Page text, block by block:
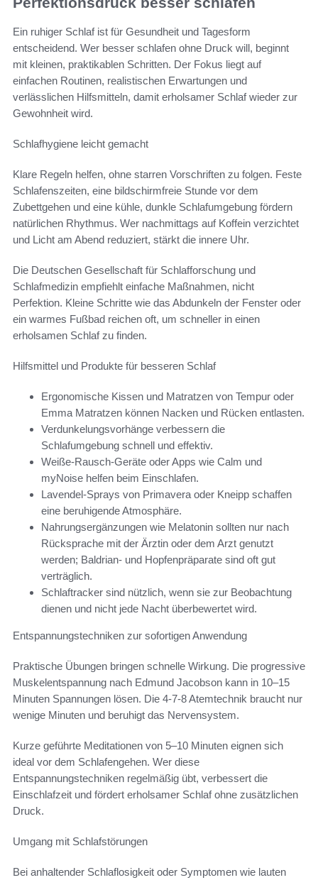
Ein ruhiger Schlaf ist für Gesundheit und Tagesform
entscheidend. Wer besser schlafen ohne Druck will, beginnt
mit kleinen, praktikablen Schritten. Der Fokus liegt auf
einfachen Routinen, realistischen Erwartungen und
verlässlichen Hilfsmitteln, damit erholsamer Schlaf wieder zur
Gewohnheit wird.
Schlafhygiene leicht gemacht
Klare Regeln helfen, ohne starren Vorschriften zu folgen. Feste
Schlafenszeiten, eine bildschirmfreie Stunde vor dem
Zubettgehen und eine kühle, dunkle Schlafumgebung fördern
natürlichen Rhythmus. Wer nachmittags auf Koffein verzichtet
und Licht am Abend reduziert, stärkt die innere Uhr.
Die Deutschen Gesellschaft für Schlafforschung und
Schlafmedizin empfiehlt einfache Maßnahmen, nicht
Perfektion. Kleine Schritte wie das Abdunkeln der Fenster oder
ein warmes Fußbad reichen oft, um schneller in einen
erholsamen Schlaf zu finden.
Hilfsmittel und Produkte für besseren Schlaf
Ergonomische Kissen und Matratzen von Tempur oder
Emma Matratzen können Nacken und Rücken entlasten.
Verdunkelungsvorhänge verbessern die
Schlafumgebung schnell und effektiv.
Weiße-Rausch-Geräte oder Apps wie Calm und
myNoise helfen beim Einschlafen.
Lavendel-Sprays von Primavera oder Kneipp schaffen
eine beruhigende Atmosphäre.
Nahrungsergänzungen wie Melatonin sollten nur nach
Rücksprache mit der Ärztin oder dem Arzt genutzt
werden; Baldrian- und Hopfenpräparate sind oft gut
verträglich.
Schlaftracker sind nützlich, wenn sie zur Beobachtung
dienen und nicht jede Nacht überbewertet wird.
Entspannungstechniken zur sofortigen Anwendung
Praktische Übungen bringen schnelle Wirkung. Die progressive
Muskelentspannung nach Edmund Jacobson kann in 10–15
Minuten Spannungen lösen. Die 4-7-8 Atemtechnik braucht nur
wenige Minuten und beruhigt das Nervensystem.
Kurze geführte Meditationen von 5–10 Minuten eignen sich
ideal vor dem Schlafengehen. Wer diese
Entspannungstechniken regelmäßig übt, verbessert die
Einschlafzeit und fördert erholsamer Schlaf ohne zusätzlichen
Druck.
Umgang mit Schlafstörungen
Bei anhaltender Schlaflosigkeit oder Symptomen wie lauten